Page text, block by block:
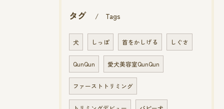
タグ Tags
犬 しっぽ 首をかしげる しぐさ
QunQun 愛犬美容室QunQun
ファーストトリミング